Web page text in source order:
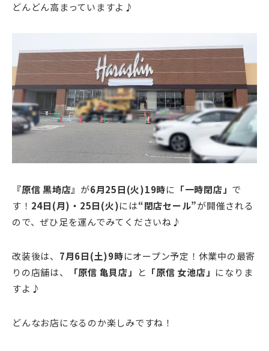
どんどん高まっていますよ♪
『原信黒埼店』 が6月25日(火)19時に 「一時閉店」 で
す！ 24日(月)・25日(火)には“閉店セール”が開催される
ので、ぜひ足を運んでみてくださいね♪
改装後は、 7月6日(土)9時にオープン予定！休業中の最寄
りの店舗は、
「原信 亀貝店」 と 「原信 女池店」 になりま
すよ♪
どんなお店になるのか楽しみですね！